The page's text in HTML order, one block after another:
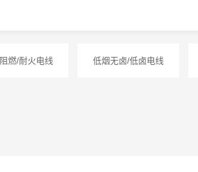
阻燃/耐火电线 低烟无卤/低卤电线